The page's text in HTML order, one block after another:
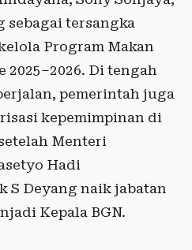
sebagai tersangka
Program Makan
Di tengah
pemerintah juga
kepemimpinan di
Menteri
Hadi
S Deyang naik jabatan
Kepala BGN.